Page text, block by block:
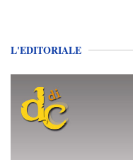
L'EDITORIALE